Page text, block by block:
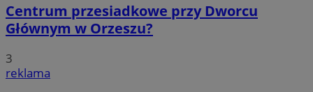
Centrum przesiadkowe przy Dworcu
Głównym w Orzeszu?
3
reklama